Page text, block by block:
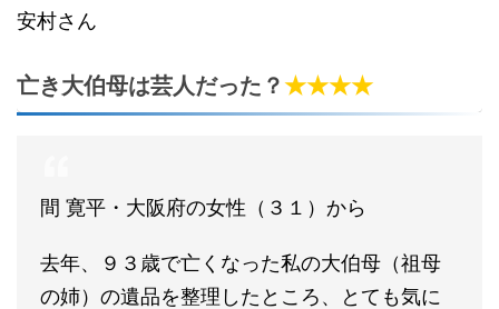
安村さん
亡き大伯母は芸人だった？★★★★
間 寛平・大阪府の女性（３１）から
去年、９３歳で亡くなった私の大伯母（祖母
の姉）の遺品を整理したところ、とても気に